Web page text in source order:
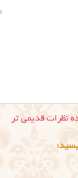
نظرات قدیمی تر